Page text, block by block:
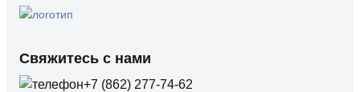
Свяжитесь с нами
+7 (862) 277-74-62